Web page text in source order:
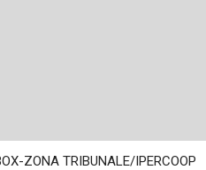
ZONA TRIBUNALE/IPERCOOP